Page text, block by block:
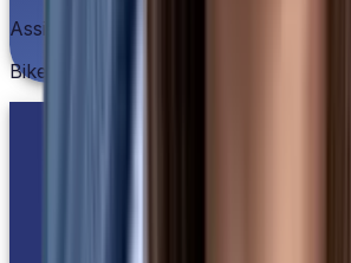
Assistent der Geschäftsführung
Biker's Point